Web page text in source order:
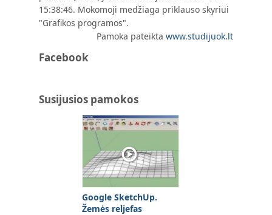
15:38:46. Mokomoji medžiaga priklauso skyriui
"Grafikos programos".
Pamoka pateikta www.studijuok.lt
Facebook
Susijusios pamokos
Google SketchUp.
Žemės reljefas